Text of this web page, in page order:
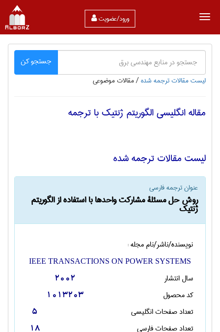
ورود/عضویت
جستجو کن
لیست مقالات ترجمه شده/مقالات موضوعی
مقاله انگلیسی الگوریتم ژنتیک با ترجمه
لیست مقالات ترجمه شده
عنوان ترجمه فارسی
روش حل مسئلۀ مشارکت واحدها با استفاده از الگوریتم
ژنتیک
نویسنده/ناشر/نام مجله :
IEEE TRANSACTIONS ON POWER SYSTEMS
سال انتشار 2002
کد محصول 1013203
تعداد صفحات انگليسی 5
تعداد صفحات فارسی 18